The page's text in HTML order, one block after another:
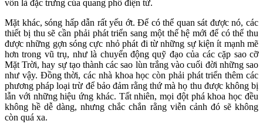
vốn là đặc trưng của quang phổ điện từ.
Mặt khác, sóng hấp dẫn rất yếu ớt. Để có thể quan sát được nó, các
thiết bị thu sẽ cần phải phát triển sang một thế hệ mới để có thể thu
được những gợn sóng cực nhỏ phát đi từ những sự kiện ít mạnh mẽ
hơn trong vũ trụ, như là chuyển động quỹ đạo của các cặp sao cỡ
Mặt Trời, hay sự tạo thành các sao lùn trắng vào cuối đời những sao
như vậy. Đồng thời, các nhà khoa học còn phải phát triển thêm các
phương pháp loại trừ để bảo đảm rằng thứ mà họ thu được không bị
lẫn với những hiệu ứng khác. Tất nhiên, mọi đột phá khoa học đều
không hề dễ dàng, nhưng chắc chắn rằng viễn cảnh đó sẽ không
còn quá xa.